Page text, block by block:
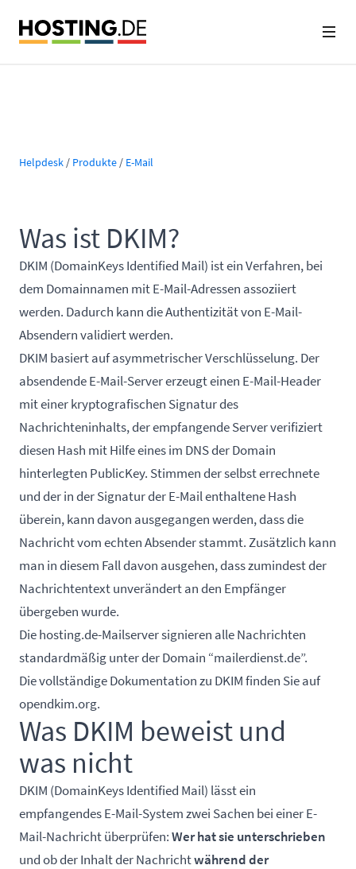
Helpdesk / Produkte / E-Mail
Was ist DKIM?
DKIM (DomainKeys Identified Mail) ist ein Verfahren, bei
dem Domainnamen mit E-Mail-Adressen assoziiert
werden. Dadurch kann die Authentizität von E-Mail-
Absendern validiert werden.
DKIM basiert auf asymmetrischer Verschlüsselung. Der
absendende E-Mail-Server erzeugt einen E-Mail-Header
mit einer kryptografischen Signatur des
Nachrichteninhalts, der empfangende Server verifiziert
diesen Hash mit Hilfe eines im DNS der Domain
hinterlegten PublicKey. Stimmen der selbst errechnete
und der in der Signatur der E-Mail enthaltene Hash
überein, kann davon ausgegangen werden, dass die
Nachricht vom echten Absender stammt. Zusätzlich kann
man in diesem Fall davon ausgehen, dass zumindest der
Nachrichtentext unverändert an den Empfänger
übergeben wurde.
Die hosting.de-Mailserver signieren alle Nachrichten
standardmäßig unter der Domain “mailerdienst.de”.
Die vollständige Dokumentation zu DKIM finden Sie auf
opendkim.org.
Was DKIM beweist und
was nicht
DKIM (DomainKeys Identified Mail) lässt ein
empfangendes E-Mail-System zwei Sachen bei einer E-
Mail-Nachricht überprüfen:Wer hat sie unterschrieben
und ob der Inhalt der Nachrichtwährend der